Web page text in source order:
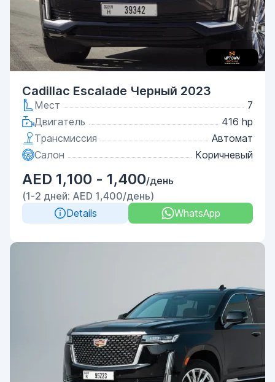
Cadillac Escalade Черный 2023
Мест
7
Двигатель
416 hp
Трансмиссия
Автомат
Салон
Коричневый
AED 1,100 - 1,400/день
(1-2 дней: AED 1,400/день)
Details
WhatsApp